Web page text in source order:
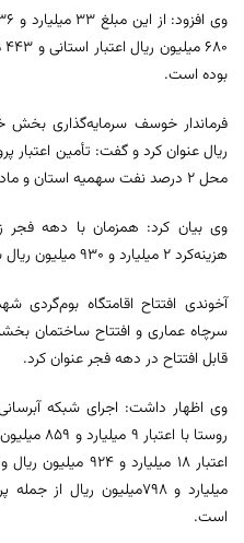
بوده است.
ریال عنوان کرد و گفت: تأمین اعتبار
محل ۲ درصد نفت سهمیه استان و ماده ۱۰ و ۱۲ بحران صفر بوده است.
وی بیان کرد: همزمان با دهه فجر
هزینه‌کرد ۲ میلیارد و ۹۳۰ میلیون ریال به بهره‌برداری می‌رسد.
آخوندی افتتاح اقامتگاه بوم‌گردی
سرچاه عماری و افتتاح ساختمان
قابل افتتاح در دهه فجر عنوان کرد.
وی اظهار داشت: اجرای شبکه
روستا با
میلیارد و ۷۹۸میلیون ریال
است.